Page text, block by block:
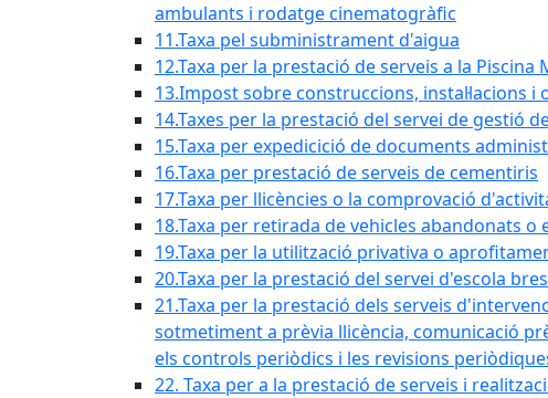
ambulants i rodatge cinematogràfic
11.Taxa pel subministrament d'aigua
12.Taxa per la prestació de serveis a la Piscina
13.Impost sobre construccions, instal·lacions i
14.Taxes per la prestació del servei de gestió
15.Taxa per expedicició de documents
16.Taxa per prestació de serveis de cementiris
17.Taxa per llicències o la comprovació
18.Taxa per retirada de vehicles abandonats
19.Taxa per la utilització privativa o
20.Taxa per la prestació del servei d'escola
21.Taxa per la prestació dels serveis
sotmetiment a prèvia llicència, comunicació
els controls periòdics i les revisions
22. Taxa per a la prestació de serveis i